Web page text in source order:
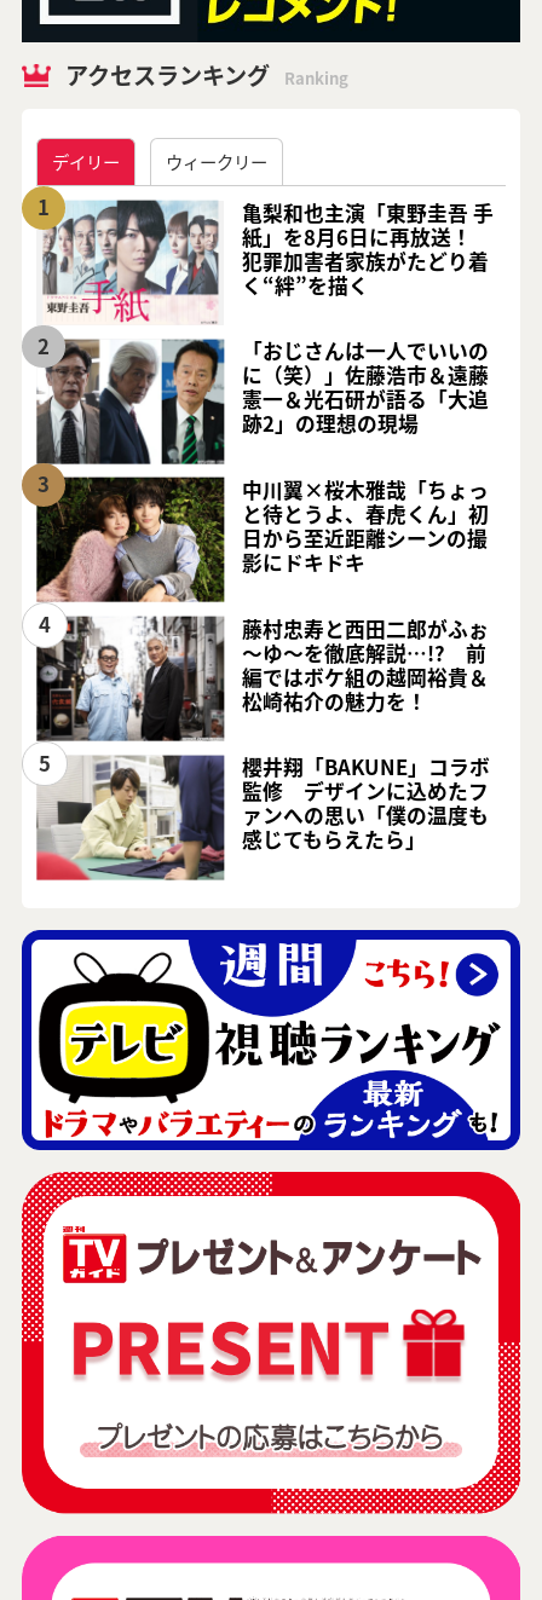
アクセスランキング Ranking
デイリー ウィークリー
1
亀梨和也主演「東野圭吾 手
紙」を8月6日に再放送！
犯罪加害者家族がたどり着
く“絆”を描く
2
「おじさんは一人でいいの
に（笑）」佐藤浩市＆遠藤
憲一＆光石研が語る「大追
跡2」の理想の現場
3
中川翼×桜木雅哉「ちょっ
と待とうよ、春虎くん」初
日から至近距離シーンの撮
影にドキドキ
4
藤村忠寿と西田二郎がふぉ
～ゆ～を徹底解説…!? 前
編ではボケ組の越岡裕貴＆
松崎祐介の魅力を！
5
櫻井翔「BAKUNE」コラボ
監修 デザインに込めたフ
ァンへの思い「僕の温度も
感じてもらえたら」